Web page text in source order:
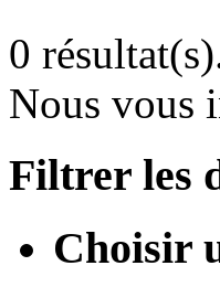
0
Nous vous
Filtrer les
Choisir